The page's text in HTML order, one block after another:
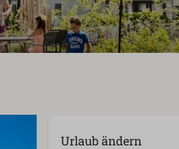
Urlaub ändern